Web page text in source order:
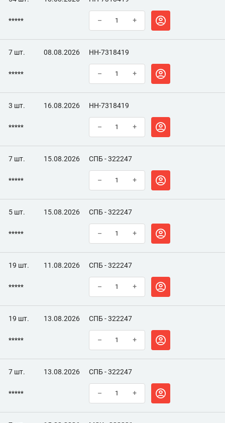
***** – +
7 шт. 08.08.2026 НН-7318419
***** – +
3 шт. 16.08.2026 НН-7318419
***** – +
7 шт. 15.08.2026 СПБ - 322247
***** – +
5 шт. 15.08.2026 СПБ - 322247
***** – +
19 шт. 11.08.2026 СПБ - 322247
***** – +
19 шт. 13.08.2026 СПБ - 322247
***** – +
7 шт. 13.08.2026 СПБ - 322247
***** – +